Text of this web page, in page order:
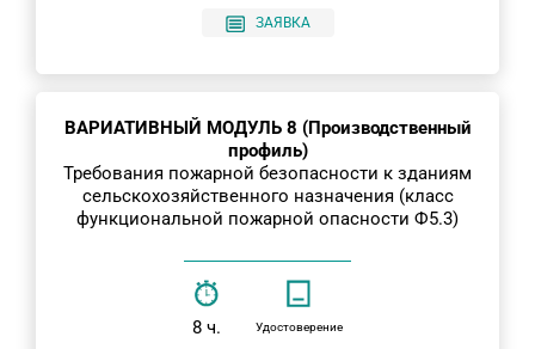
ЗАЯВКА
ВАРИАТИВНЫЙ МОДУЛЬ 8 (Производственный
профиль)
Требования пожарной безопасности к зданиям
сельскохозяйственного назначения (класс
функциональной пожарной опасности Ф5.3)
8 ч. Удостоверение